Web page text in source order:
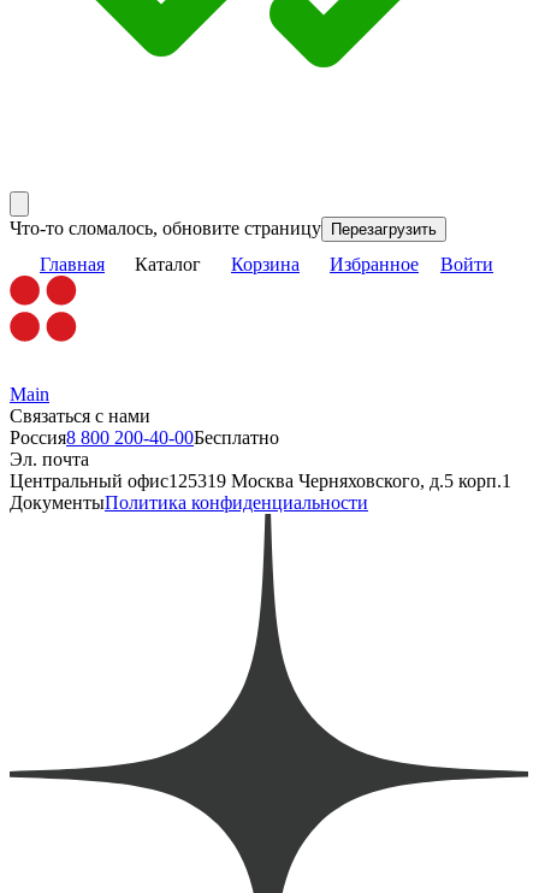
Что-то сломалось, обновите страницу Перезагрузить
Главная Каталог Корзина Избранное Войти
Main
Связаться с нами
Россия8 800 200-40-00Бесплатно
Эл. почта
Центральный офис125319 Москва Черняховского, д.5 корп.1
ДокументыПолитика конфиденциальности